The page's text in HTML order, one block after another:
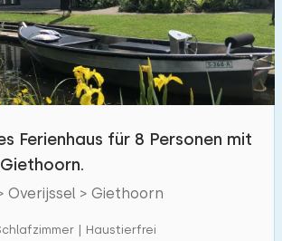
1700 +
Garten 600 +
1800 +
Auto
Ferienhaus für 8 Personen mit
Overijssel > Giethoorn
| Haustierfrei